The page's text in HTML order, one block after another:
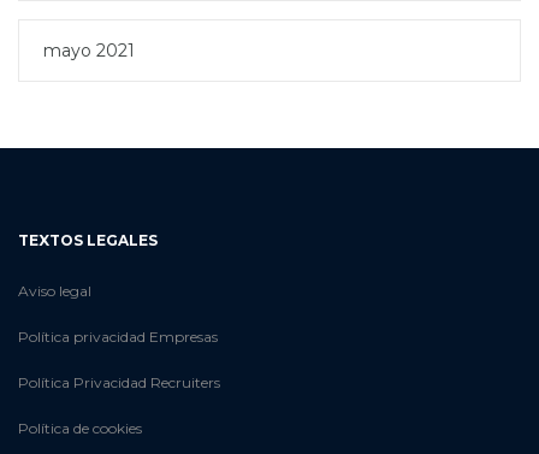
mayo 2021
TEXTOS LEGALES
Aviso legal
Política privacidad Empresas
Política Privacidad Recruiters
Política de cookies